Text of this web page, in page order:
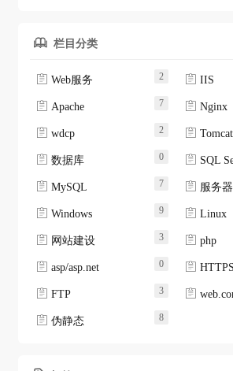
 栏目分类
 Web服务 2  IIS
 Apache 7  Nginx
 wdcp 2  Tomcat
 数据库 0  SQL
 MySQL 7  服务器
 Windows 9  Linux
 网站建设 3  php
 asp/asp.net 0  HTTPS
 FTP 3 
 伪静态 8